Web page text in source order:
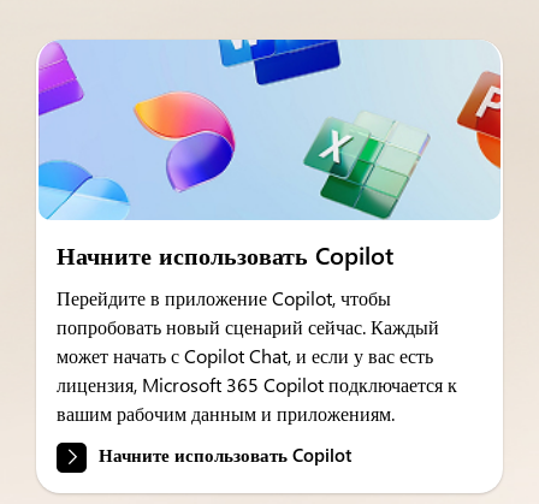
Начните использовать Copilot
Перейдите в приложение Copilot, чтобы
попробовать новый сценарий сейчас. Каждый
может начать с Copilot Chat, и если у вас есть
лицензия, Microsoft 365 Copilot подключается к
вашим рабочим данным и приложениям.
Начните использовать Copilot